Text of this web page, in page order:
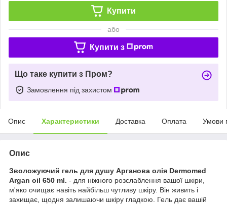
Купити
або
Купити з
Що таке купити з Пром?
Замовлення під захистом
Опис Характеристики Доставка Оплата Умови
Опис
Зволожуючий гель для душу Арганова олія Dermomed
Argan oil 650 ml. - для ніжного розслаблення вашої шкіри,
м'яко очищає навіть найбільш чутливу шкіру. Він живить і
захищає, щодня залишаючи шкіру гладкою. Гель дає вашій